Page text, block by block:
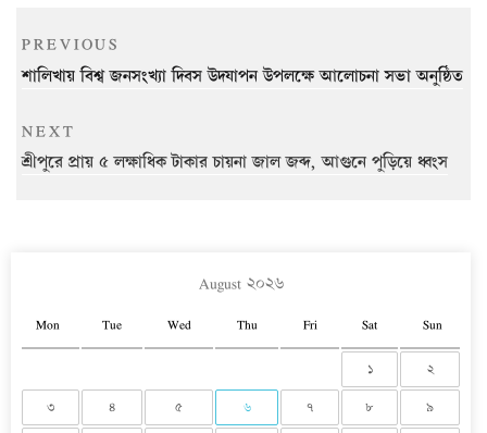
Post
navigation
Previous
Post
PREVIOUS
শালিখায় বিশ্ব জনসংখ্যা দিবস উদযাপন উপলক্ষে আলোচনা সভা অনুষ্ঠিত
Next
Post
NEXT
শ্রীপুরে প্রায় ৫ লক্ষাধিক টাকার চায়না জাল জব্দ, আগুনে পুড়িয়ে ধ্বংস
August ২০২৬
Mon Tue Wed Thu Fri Sat Sun
১ ২
৩ ৪ ৫ ৬ ৭ ৮ ৯